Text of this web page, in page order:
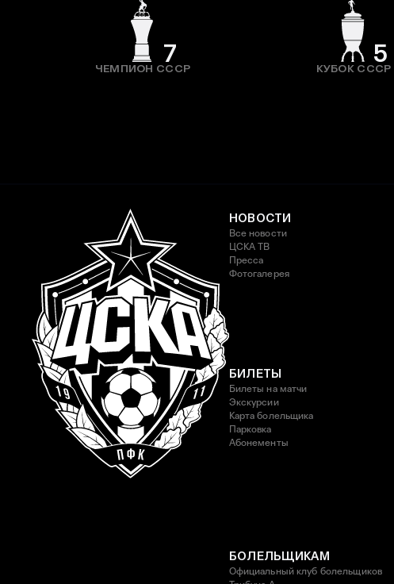
7
ЧЕМПИОН СССР
5
КУБОК СССР
НОВОСТИ
Все новости
ЦСКА ТВ
Пресса
Фотогалерея
БИЛЕТЫ
Билеты на матчи
Экскурсии
Карта болельщика
Парковка
Абонементы
БОЛЕЛЬЩИКАМ
Официальный клуб болельщиков